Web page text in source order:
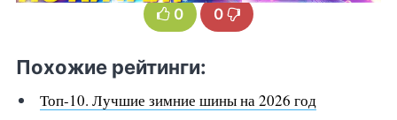
0 0
Похожие рейтинги:
Топ-10. Лучшие зимние шины на 2026 год